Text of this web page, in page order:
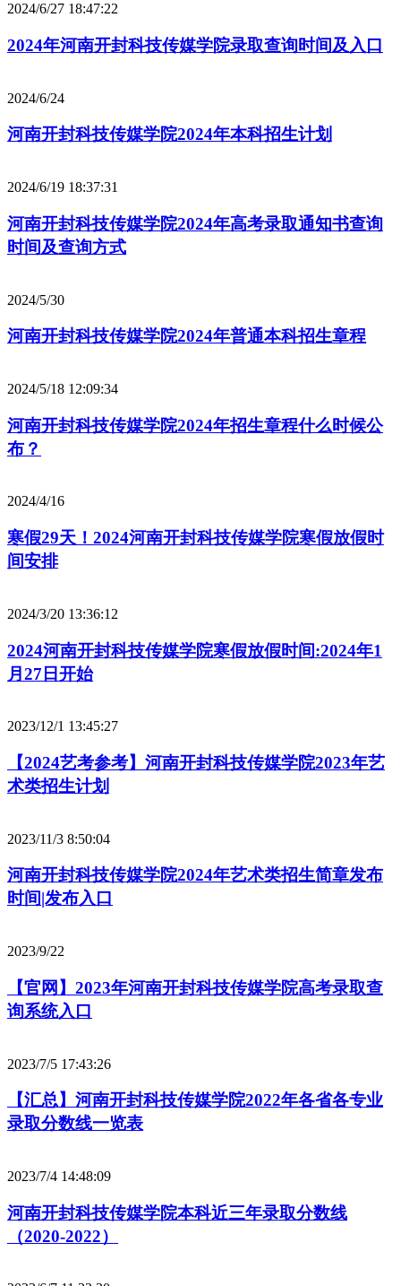
2024/6/27 18:47:22
2024年河南开封科技传媒学院录取查询时间及入口
2024/6/24
河南开封科技传媒学院2024年本科招生计划
2024/6/19 18:37:31
河南开封科技传媒学院2024年高考录取通知书查询
时间及查询方式
2024/5/30
河南开封科技传媒学院2024年普通本科招生章程
2024/5/18 12:09:34
河南开封科技传媒学院2024年招生章程什么时候公
布？
2024/4/16
寒假29天！2024河南开封科技传媒学院寒假放假时
间安排
2024/3/20 13:36:12
2024河南开封科技传媒学院寒假放假时间:2024年1
月27日开始
2023/12/1 13:45:27
【2024艺考参考】河南开封科技传媒学院2023年艺
术类招生计划
2023/11/3 8:50:04
河南开封科技传媒学院2024年艺术类招生简章发布
时间|发布入口
2023/9/22
【官网】2023年河南开封科技传媒学院高考录取查
询系统入口
2023/7/5 17:43:26
【汇总】河南开封科技传媒学院2022年各省各专业
录取分数线一览表
2023/7/4 14:48:09
河南开封科技传媒学院本科近三年录取分数线
（2020-2022）